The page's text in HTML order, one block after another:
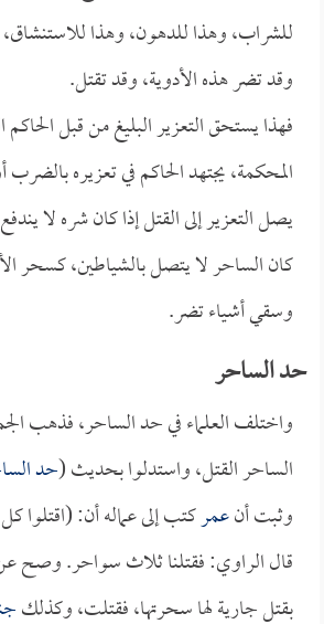
للشراب، وهذا للدهون، وهذا للاستنشاق،
وقد تضر هذه الأدوية، وقد تقتل.
فهذا يستحق التعزير البليغ من قبل الحاكم
المحكمة، يجتهد الحاكم في تعزيره
يصل التعزير إلى القتل إذا كان شره لا
كان الساحر لا يتصل بالشياطين، كسحر
وسقي أشياء تضر.
حد الساحر
واختلف العلماء في حد الساحر، فذهب
الساحر القتل، واستدلوا بحديث (حد
وثبت أنعمركتب إلى عماله أن:
قال الراوي: فقتلنا ثلاث سواحر. وصح
بقتل جارية لها سحرتها، فقتلت، وكذلك